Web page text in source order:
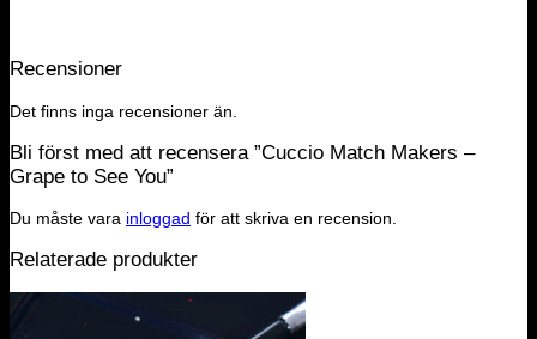
Recensioner
Det finns inga recensioner än.
Bli först med att recensera ”Cuccio Match Makers –
Grape to See You”
Du måste vara inloggad för att skriva en recension.
Relaterade produkter